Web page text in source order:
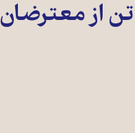
از معترضان